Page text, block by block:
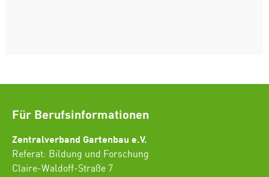
Für Berufsinformationen
Zentralverband Gartenbau e.V.
Referat: Bildung und Forschung
Claire-Waldoff-Straße 7